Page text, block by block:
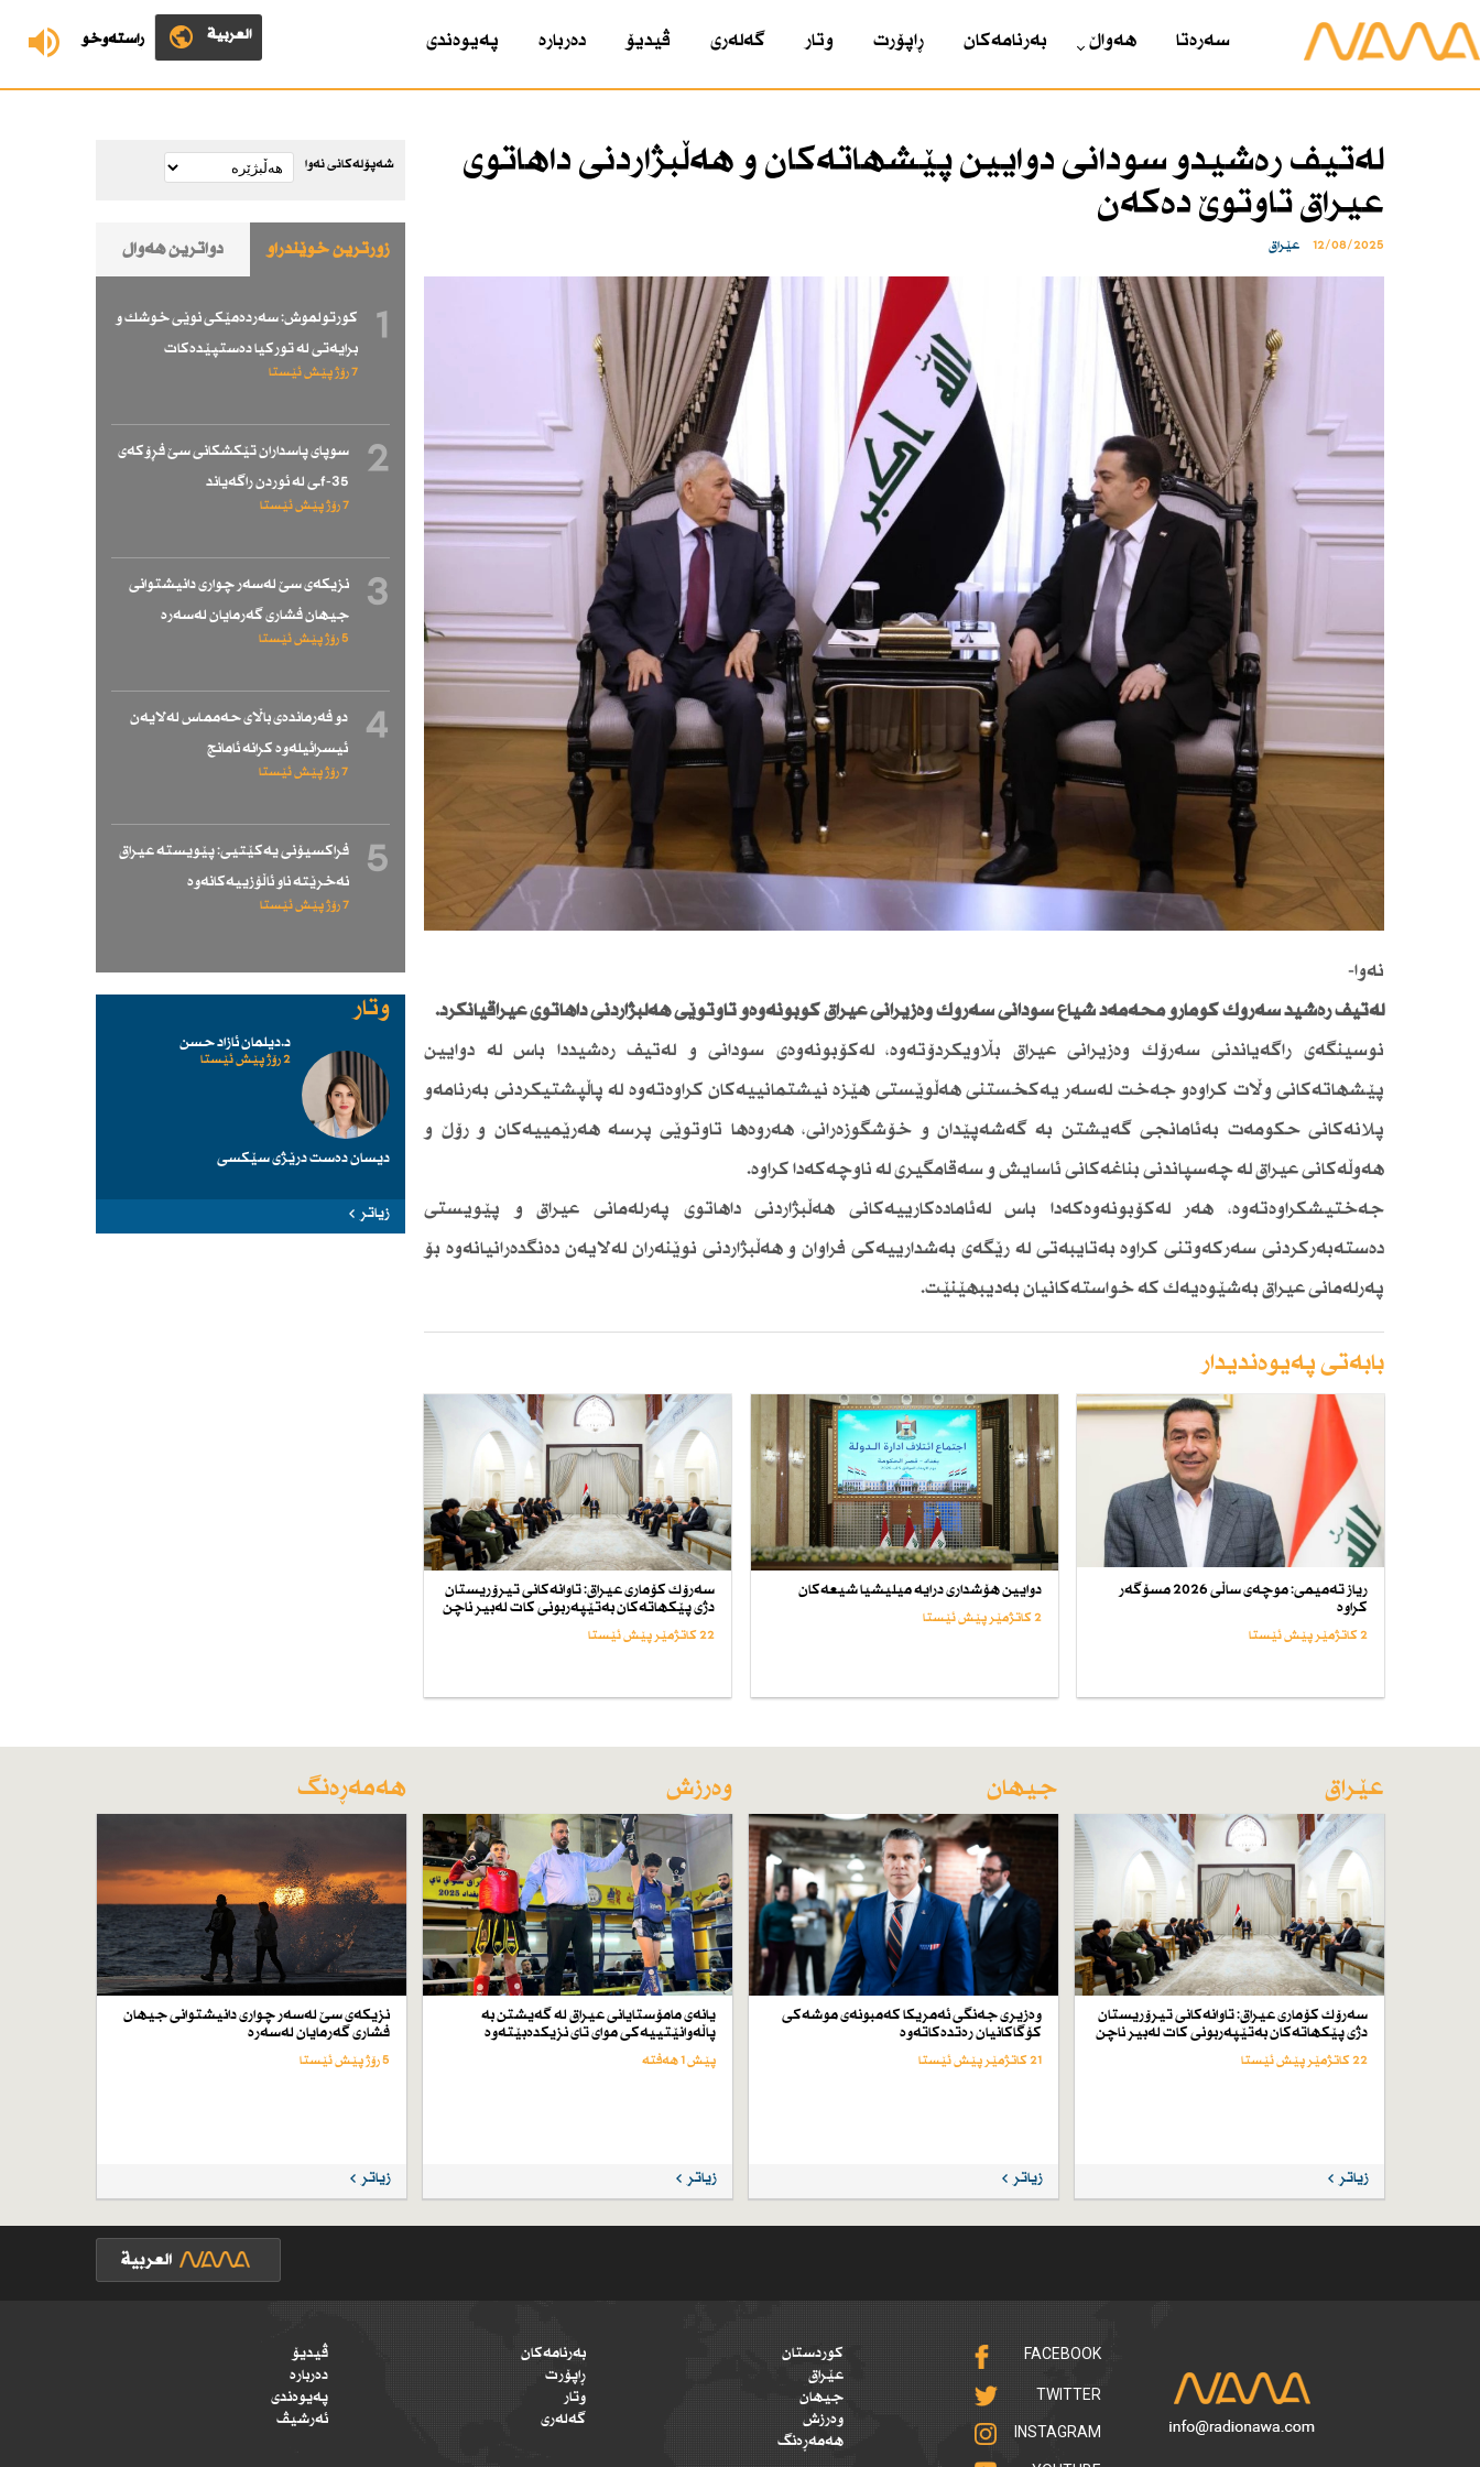
ڕاستەوخۆ العربية سەرەتا هەواڵ بەرنامەکان ڕاپۆرت وتار گەلەری ڤیدیۆ دەربارە پەیوەندی
لەتیف رەشیدو سودانی دوایین پێشهاتەكان و هەڵبژاردنی داهاتوی
عیراق تاوتوێ دەكەن
12/08/2025 عێراق
نەوا-
لەتیف رەشید سەرۆك كۆمارو محەمەد شیاع سودانی سەرۆك وەزیرانی عیراق كۆبونەوەو تاوتوێی هەڵبژاردنی داهاتوی عیراقیانكرد.
نوسینگەی راگەیاندنی سەرۆك وەزیرانی عیراق بڵاویكردۆتەوە، لەكۆبونەوەی سودانی و لەتیف رەشیددا باس لە دوایین
پێشهاتەكانی وڵات كراوەو جەخت لەسەر یەكخستنی هەڵوێستی هێزە نیشتمانییەكان كراوەتەوە لە پاڵپشتیكردنی بەرنامەو
پلانەكانی حكومەت بەئامانجی گەیشتن بە گەشەپێدان و خۆشگوزەرانی، هەروەها تاوتوێی پرسە هەرێمییەكان و رۆڵ و
هەوڵەكانی عیراق لە چەسپاندنی بناغەكانی ئاسایش و سەقامگیری لە ناوچەكەدا كراوە.
جەختیشكراوەتەوە، هەر لەكۆبونەوەكەدا باس لەئامادەكارییەكانی هەڵبژاردنی داهاتوی پەرلەمانی عیراق و پێویستی
دەستەبەركردنی سەركەوتنی كراوە بەتایبەتی لە رێگەی بەشدارییەكی فراوان و هەڵبژاردنی نوێنەران لەلایەن دەنگدەرانیانەوە بۆ
پەرلەمانی عیراق بەشێوەیەك كە خواستەكانیان بەدیبهێنێت.
بابەتی پەیوەندیدار
ریاز تەمیمی: موچەی ساڵی 2026 مسۆگەر
كراوە
2 کاتژمێر پێش ئێستا
دوایین هۆشداری درایە میلیشیا شیعەكان
2 کاتژمێر پێش ئێستا
سەرۆك كۆماری عیراق: تاوانەكانی تیرۆریستان
دژی پێكهاتەكان بەتێپەربونی كات لەبیر ناچن
22 کاتژمێر پێش ئێستا
شەپۆلەکانی نەوا
زۆرترین خوێندراو دواترین هەواڵ
1
كورتولموش: سەردەمێكی نوێی خوشك و
برایەتی لە توركیا دەستپێدەكات
7 رۆژ پێش ئێستا
2
سوپای پاسداران تێكشكانی سێ فڕۆكەی
f-35ـی لە ئوردن راگەیاند
7 رۆژ پێش ئێستا
3
نزیكەی سێ لەسەر چواری دانیشتوانی
جیهان فشاری گەرمایان لەسەرە
5 رۆژ پێش ئێستا
4
دو فەرماندەی باڵای حەممـاس لەلایەن
ئیسرائیلەوە كرانە ئامانج
7 رۆژ پێش ئێستا
5
فراكسیۆنی یەكێتیی: پێویستە عیراق
نەخرێتە ناو ئاڵۆزییەكانەوە
7 رۆژ پێش ئێستا
وتار
د.دیلمان ئازاد حسن
2 رۆژ پێش ئێستا
دیسان دەست درێژی سێكسی
زیاتر
عێراق
سەرۆك كۆماری عیراق: تاوانەكانی تیرۆریستان
دژی پێكهاتەكان بەتێپەربونی كات لەبیر ناچن
22 کاتژمێر پێش ئێستا
زیاتر
جیهان
وەزیری جەنگی ئەمریكا كەمبونەی موشەكی
كۆگاكانیان رەتدەكاتەوە
21 کاتژمێر پێش ئێستا
زیاتر
وەرزش
یانەی مامۆستایانی عیراق لە گەیشتن بە
پاڵەوانێتییەكی موای تای نزیكدەبێتەوە
پێش 1 هەفتە
زیاتر
هەمەڕەنگ
نزیكەی سێ لەسەر چواری دانیشتوانی جیهان
فشاری گەرمایان لەسەرە
5 رۆژ پێش ئێستا
زیاتر
FACEBOOK
TWITTER
INSTAGRAM
کوردستان
عێراق
جیهان
وەرزش
هەمەڕەنگ
بەرنامەکان
ڕاپۆرت
وتار
گەلەری
ڤیدیۆ
دەربارە
پەیوەندی
ئەرشیڤ